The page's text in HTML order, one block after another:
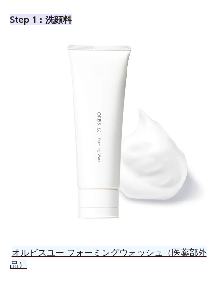
Step 1：洗顔料
オルビスユー フォーミングウォッシュ（医薬部外
品）